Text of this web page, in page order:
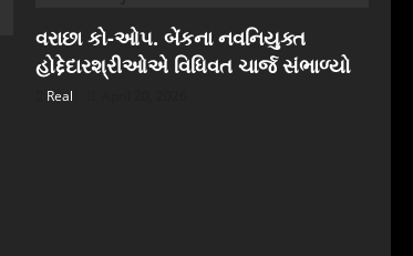
વરાછા કો-ઓપ. બેંકના નવનિયુક્ત
હોદ્દેદારશ્રીઓએ વિધિવત ચાર્જ સંભાળ્યો
Real